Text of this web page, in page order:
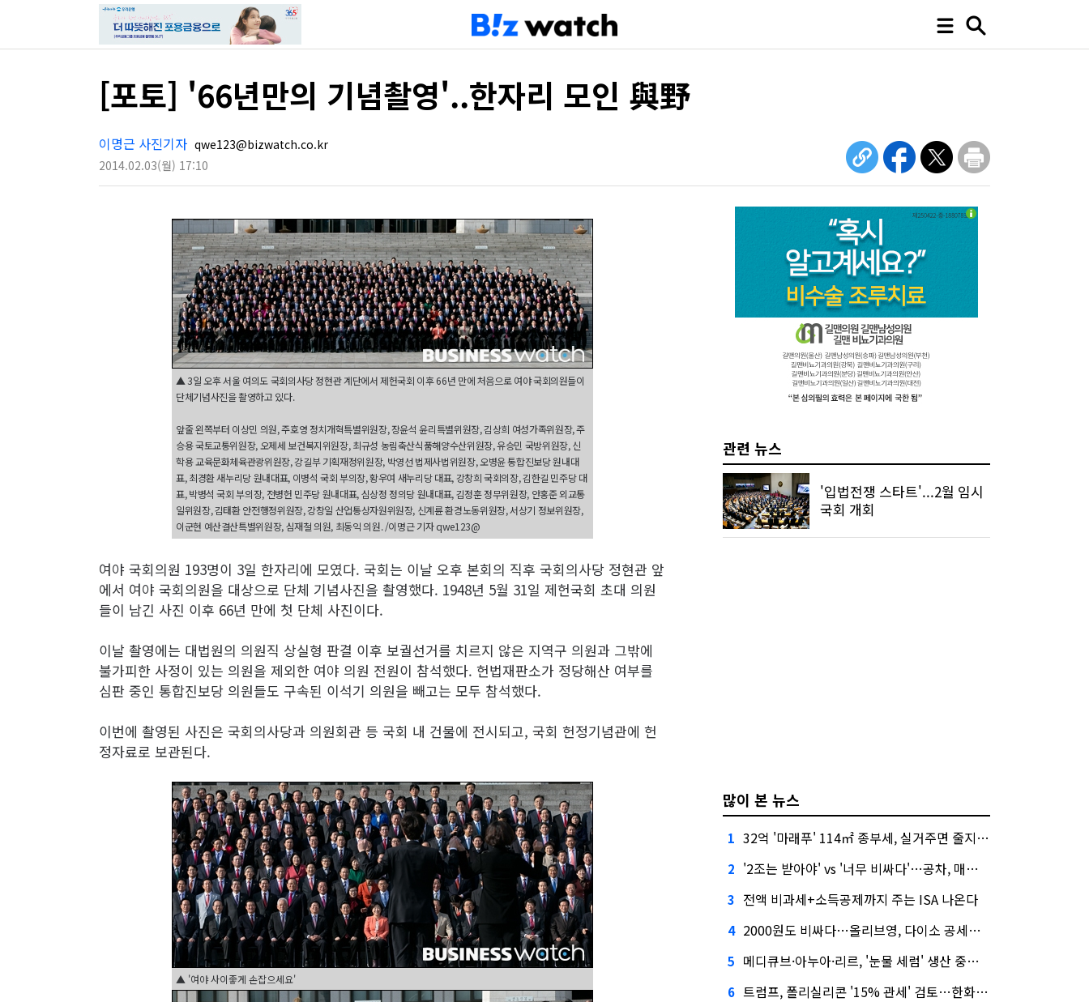
[포토] '66년만의 기념촬영'..한자리 모인 與野
이명근 사진기자 qwe123@bizwatch.co.kr
2014.02.03(월) 17:10
▲ 3일 오후 서울 여의도 국회의사당 정현관 계단에서 제헌국회 이후 66년 만에 처음으로 여야 국회의원들이
단체기념사진을 촬영하고 있다.
앞줄 왼쪽부터 이상민 의원, 주호영 정치개혁특별위원장, 장윤석 윤리특별위원장, 김상희 여성가족위원장, 주
승용 국토교통위원장, 오제세 보건복지위원장, 최규성 농림축산식품해양수산위원장, 유승민 국방위원장, 신
학용 교육문화체육관광위원장, 강길부 기획재정위원장, 박영선 법제사법위원장, 오병윤 통합진보당 원내대
표, 최경환 새누리당 원내대표, 이병석 국회 부의장, 황우여 새누리당 대표, 강창희 국회의장, 김한길 민주당 대
표, 박병석 국회 부의장, 전병헌 민주당 원내대표, 심상정 정의당 원내대표, 김정훈 정무위원장, 안홍준 외교통
일위원장, 김태환 안전행정위원장, 강창일 산업통상자원위원장, 신계륜 환경노동위원장, 서상기 정보위원장,
이군현 예산결산특별위원장, 심재철 의원, 최동익 의원. /이명근 기자 qwe123@
여야 국회의원 193명이 3일 한자리에 모였다. 국회는 이날 오후 본회의 직후 국회의사당 정현관 앞
에서 여야 국회의원을 대상으로 단체 기념사진을 촬영했다. 1948년 5월 31일 제헌국회 초대 의원
들이 남긴 사진 이후 66년 만에 첫 단체 사진이다.
이날 촬영에는 대법원의 의원직 상실형 판결 이후 보궐선거를 치르지 않은 지역구 의원과 그밖에
불가피한 사정이 있는 의원을 제외한 여야 의원 전원이 참석했다. 헌법재판소가 정당해산 여부를
심판 중인 통합진보당 의원들도 구속된 이석기 의원을 빼고는 모두 참석했다.
이번에 촬영된 사진은 국회의사당과 의원회관 등 국회 내 건물에 전시되고, 국회 헌정기념관에 헌
정자료로 보관된다.
▲ '여야 사이좋게 손잡으세요'
관련 뉴스
'입법전쟁 스타트'...2월 임시
국회 개회
많이 본 뉴스
1 32억 '마래푸' 114㎡ 종부세, 실거주면 줄지만 안 살면 2.5배
2 '2조는 받아야' vs '너무 비싸다'…공차, 매각 성공할까
3 전액 비과세+소득공제까지 주는 ISA 나온다
4 2000원도 비싸다…올리브영, 다이소 공세에 '가성비'로 맞불
5 메디큐브·아누아·리르, '눈물 세럼' 생산 중단한다
6 트럼프, 폴리실리콘 '15% 관세' 검토…한화큐셀·OCI 영향은?